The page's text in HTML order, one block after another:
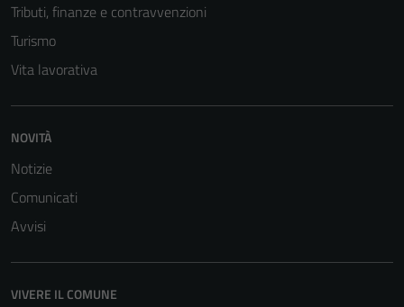
Tributi, finanze e contravvenzioni
Turismo
Vita lavorativa
NOVITÀ
Notizie
Comunicati
Avvisi
VIVERE IL COMUNE